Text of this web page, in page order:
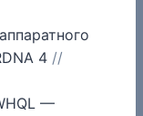
4 //
—